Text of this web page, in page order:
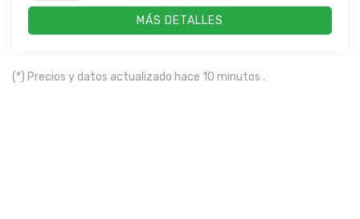
MÁS DETALLES
(*) Precios y datos actualizado hace 10 minutos .